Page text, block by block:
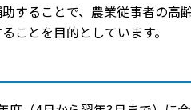
することで、農業従事者の高
ことを目的としています。